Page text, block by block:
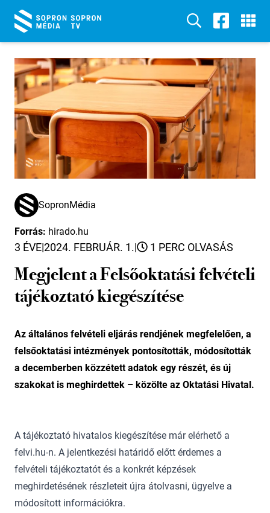
SopronMédia
Forrás: hirado.hu
3 ÉVE|2024. FEBRUÁR. 1.| 1 PERC OLVASÁS
Megjelent a Felsőoktatási felvételi
tájékoztató kiegészítése
Az általános felvételi eljárás rendjének megfelelően, a
felsőoktatási intézmények pontosították, módosították
a decemberben közzétett adatok egy részét, és új
szakokat is meghirdettek – közölte az Oktatási Hivatal.
A tájékoztató hivatalos kiegészítése már elérhető a
felvi.hu-n. A jelentkezési határidő előtt érdemes a
felvételi tájékoztatót és a konkrét képzések
meghirdetésének részleteit újra átolvasni, ügyelve a
módosított információkra.